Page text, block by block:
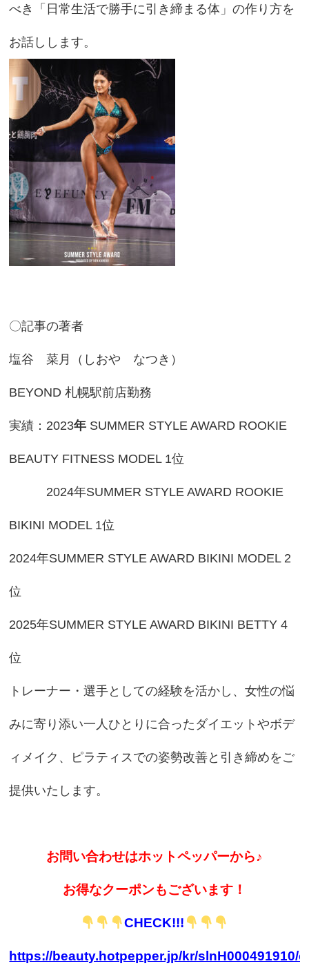
べき「日常生活で勝手に引き締まる体」の作り方を
お話しします。
〇記事の著者
塩谷 菜月（しおや なつき）
BEYOND 札幌駅前店勤務
実績：2023年 SUMMER STYLE AWARD ROOKIE
BEAUTY FITNESS MODEL 1位
2024年SUMMER STYLE AWARD ROOKIE
BIKINI MODEL 1位
2024年SUMMER STYLE AWARD BIKINI MODEL 2
位
2025年SUMMER STYLE AWARD BIKINI BETTY 4
位
トレーナー・選手としての経験を活かし、女性の悩
みに寄り添い一人ひとりに合ったダイエットやボデ
ィメイク、ピラティスでの姿勢改善と引き締めをご
提供いたします。
お問い合わせはホットペッパーから♪
お得なクーポンもございます！
CHECK!!!
https://beauty.hotpepper.jp/kr/slnH000491910/